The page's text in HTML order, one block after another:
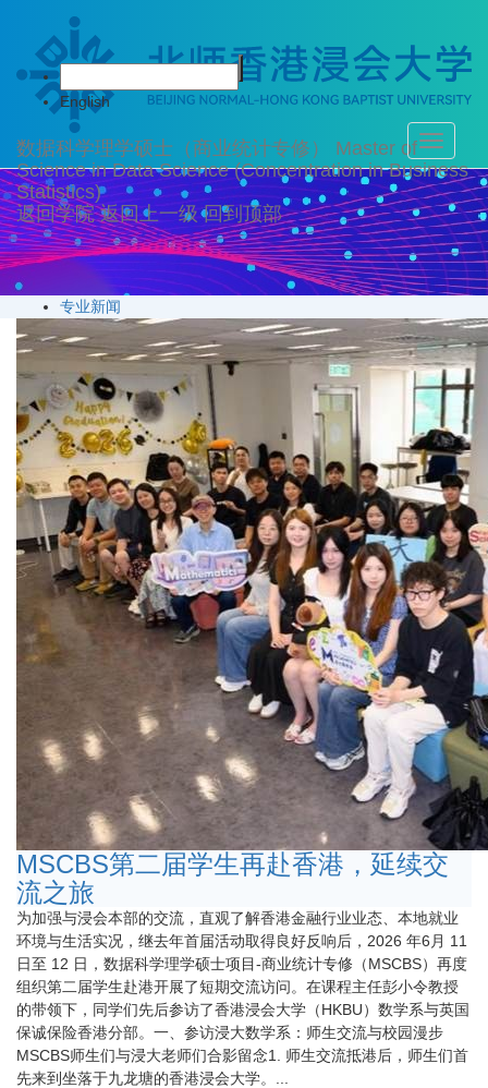
数据科学理学硕士（商业统计专修）
Master of
Science in Data Science (Concentration in Business
Statistics)
返回学院 返回上一级 回到顶部
English
Toggle
专业新闻
MSCBS第二届学生再赴香港，延续交
流之旅
为加强与浸会本部的交流，直观了解香港金融行业业态、本地就业
环境与生活实况，继去年首届活动取得良好反响后，2026 年6月 11
日至 12 日，数据科学理学硕士项目-商业统计专修（MSCBS）再度
组织第二届学生赴港开展了短期交流访问。在课程主任彭小令教授
的带领下，同学们先后参访了香港浸会大学（HKBU）数学系与英国
保诚保险香港分部。一、参访浸大数学系：师生交流与校园漫步
MSCBS师生们与浸大老师们合影留念1. 师生交流抵港后，师生们首
先来到坐落于九龙塘的香港浸会大学。...